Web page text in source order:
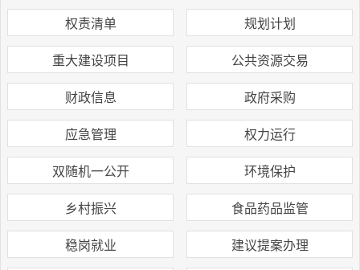
权责清单
规划计划
重大建设项目
公共资源交易
财政信息
政府采购
应急管理
权力运行
双随机一公开
环境保护
乡村振兴
食品药品监管
稳岗就业
建议提案办理